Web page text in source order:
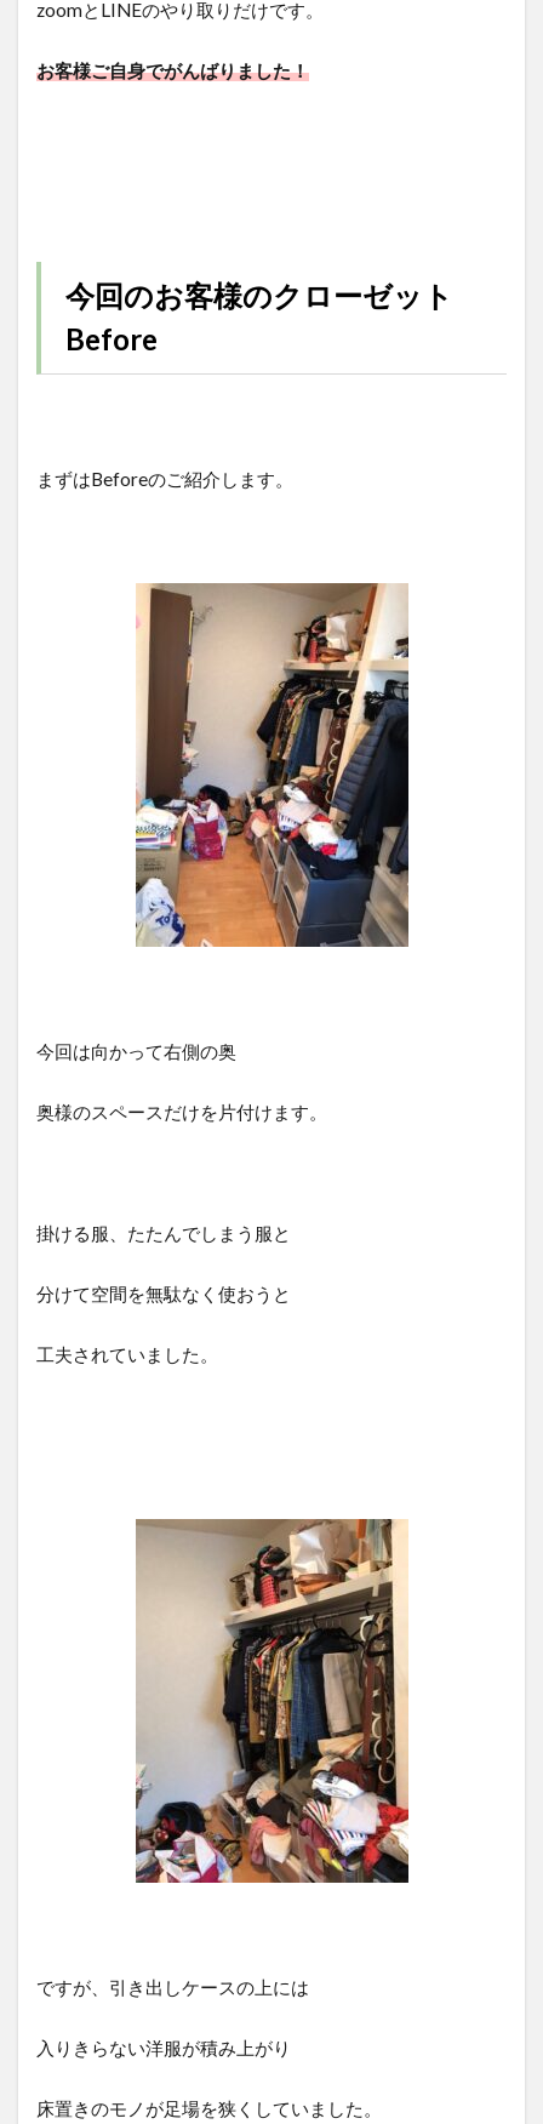
zoomとLINEのやり取りだけです。
お客様ご自身でがんばりました！
今回のお客様のクローゼット
Before
まずはBeforeのご紹介します。
今回は向かって右側の奥
奥様のスペースだけを片付けます。
掛ける服、たたんでしまう服と
分けて空間を無駄なく使おうと
工夫されていました。
ですが、引き出しケースの上には
入りきらない洋服が積み上がり
床置きのモノが足場を狭くしていました。